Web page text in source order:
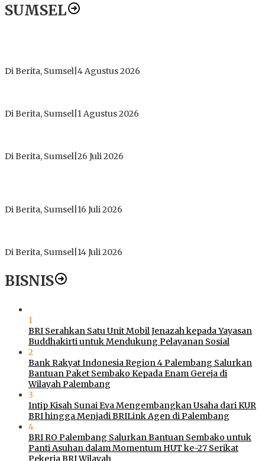
SUMSEL
Di Berita, Sumsel 4 Agustus 2026
Di Berita, Sumsel 1 Agustus 2026
Di Berita, Sumsel 26 Juli 2026
Di Berita, Sumsel 16 Juli 2026
Di Berita, Sumsel 14 Juli 2026
BISNIS
1
BRI Serahkan Satu Unit Mobil Jenazah kepada Yayasan
Buddhakirti untuk Mendukung Pelayanan Sosial
2
Bank Rakyat Indonesia Region 4 Palembang Salurkan
Bantuan Paket Sembako Kepada Enam Gereja di
Wilayah Palembang
3
Intip Kisah Sunai Eva Mengembangkan Usaha dari KUR
BRI hingga Menjadi BRILink Agen di Palembang
4
BRI RO Palembang Salurkan Bantuan Sembako untuk
Panti Asuhan dalam Momentum HUT ke-27 Serikat
Pekerja BRI Wilayah